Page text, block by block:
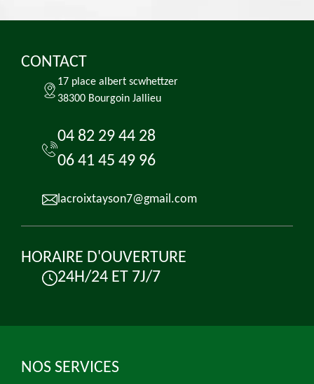
CONTACT
17 place albert scwhettzer
38300 Bourgoin Jallieu
04 82 29 44 28
06 41 45 49 96
lacroixtayson7@gmail.com
HORAIRE D'OUVERTURE
24H/24 ET 7J/7
NOS SERVICES